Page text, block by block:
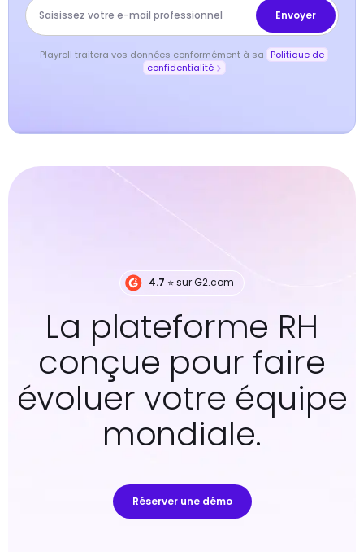
Playroll traitera vos données conformément à sa
Politique de
confidentialité
4.7 ⭐️ sur G2.com
La plateforme RH
conçue pour faire
évoluer votre équipe
mondiale.
Réserver une démo